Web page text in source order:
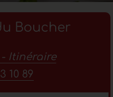
Boucher
- Itinéraire
10 89